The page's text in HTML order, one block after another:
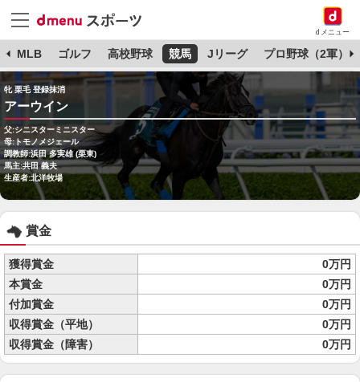
dメニュー
MLB ゴルフ 高校野球 競馬 Jリーグ プロ野球（2軍）
牝 栗毛 登録抹消
アーウイン
父:シニスターミニスター
母:トモノメジェール
調教師:浜田 多実雄 (栗東)
馬主:共田 義夫
生産者:北洋牧場
賞金
獲得賞金
0万円
本賞金
0万円
付加賞金
0万円
収得賞金（平地）
0万円
収得賞金（障害）
0万円